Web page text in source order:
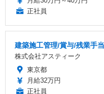
正社員
建築施工管理/賞与/残業手当
株式会社アスティーク
東京都
月給32万円
正社員